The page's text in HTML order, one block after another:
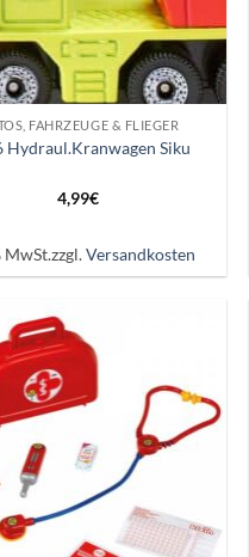
FAHRZEUGE & FLIEGER
Hydraul.Kranwagen Siku
4,99€
MwSt.zzgl.Versandkosten
Wunschliste